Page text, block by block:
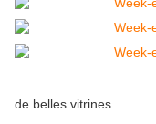
de belles vitrines...